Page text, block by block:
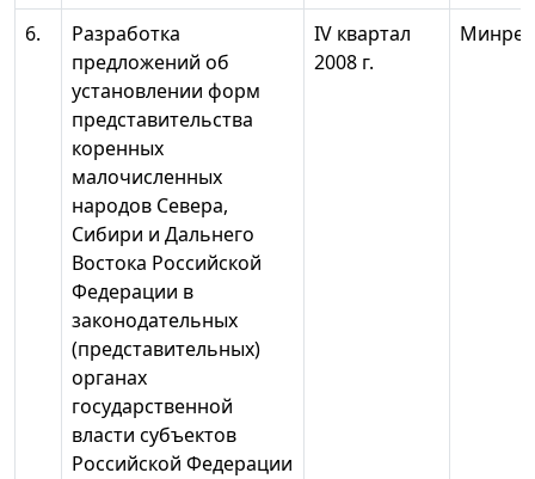
6.
Разработка
предложений об
установлении форм
представительства
коренных
малочисленных
народов Севера,
Сибири и Дальнего
Востока Российской
Федерации в
законодательных
(представительных)
органах
государственной
власти субъектов
Российской Федерации
IV квартал
2008 г.